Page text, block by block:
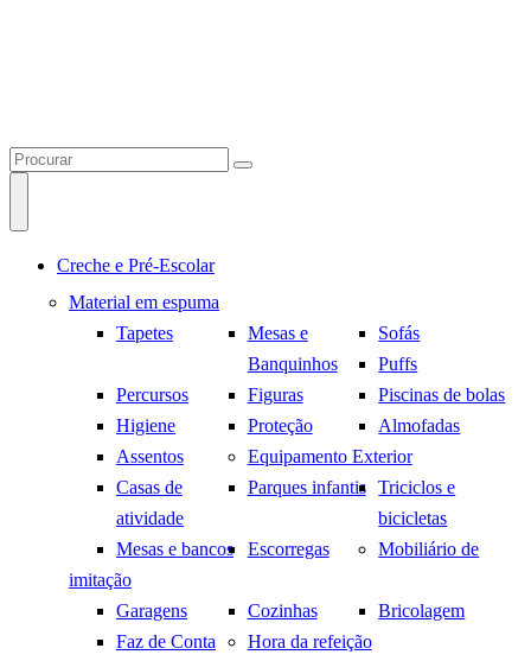
Creche e Pré-Escolar
Material em espuma
Tapetes
Mesas e
Banquinhos
Sofás
Puffs
Percursos
Figuras
Piscinas de bolas
Higiene
Proteção
Almofadas
Assentos
Equipamento Exterior
Casas de
atividade
Parques infantis
Triciclos e
bicicletas
Mesas e bancos
Escorregas
Mobiliário de
imitação
Garagens
Cozinhas
Bricolagem
Faz de Conta
Hora da refeição